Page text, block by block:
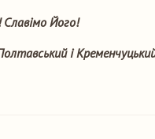
Його!
і